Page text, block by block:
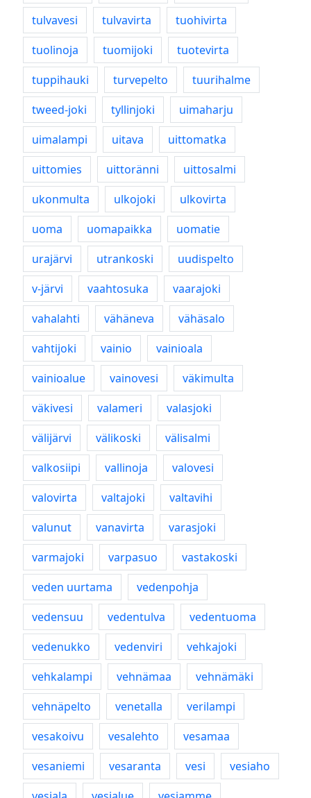
tulvavesi
tulvavirta
tuohivirta
tuolinoja
tuomijoki
tuotevirta
tuppihauki
turvepelto
tuurihalme
tweed-joki
tyllinjoki
uimaharju
uimalampi
uitava
uittomatka
uittomies
uittoränni
uittosalmi
ukonmulta
ulkojoki
ulkovirta
uoma
uomapaikka
uomatie
urajärvi
utrankoski
uudispelto
v-järvi
vaahtosuka
vaarajoki
vahalahti
vähäneva
vähäsalo
vahtijoki
vainio
vainioala
vainioalue
vainovesi
väkimulta
väkivesi
valameri
valasjoki
välijärvi
välikoski
välisalmi
valkosiipi
vallinoja
valovesi
valovirta
valtajoki
valtavihi
valunut
vanavirta
varasjoki
varmajoki
varpasuo
vastakoski
veden uurtama
vedenpohja
vedensuu
vedentulva
vedentuoma
vedenukko
vedenviri
vehkajoki
vehkalampi
vehnämaa
vehnämäki
vehnäpelto
venetalla
verilampi
vesakoivu
vesalehto
vesamaa
vesaniemi
vesaranta vesi
vesiaho